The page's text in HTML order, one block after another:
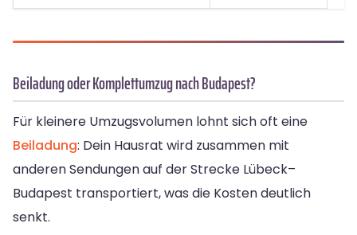
Beiladung oder Komplettumzug nach Budapest?
Für kleinere Umzugsvolumen lohnt sich oft eine
Beiladung: Dein Hausrat wird zusammen mit
anderen Sendungen auf der Strecke Lübeck–
Budapest transportiert, was die Kosten deutlich
senkt.